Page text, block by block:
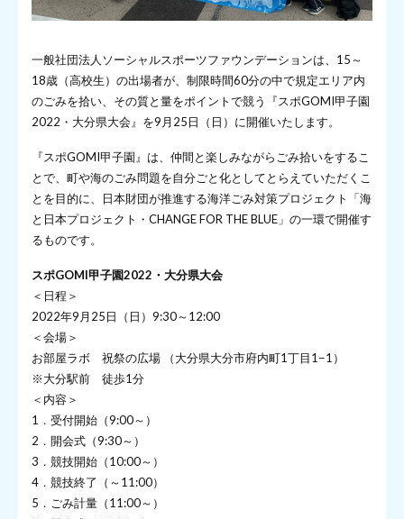
一般社団法人ソーシャルスポーツファウンデーションは、15～
18歳（高校生）の出場者が、制限時間60分の中で規定エリア内
のごみを拾い、その質と量をポイントで競う『スポGOMI甲子園
2022・大分県大会』を9月25日（日）に開催いたします。
『スポGOMI甲子園』は、仲間と楽しみながらごみ拾いをするこ
とで、町や海のごみ問題を自分ごと化としてとらえていただくこ
とを目的に、日本財団が推進する海洋ごみ対策プロジェクト「海
と日本プロジェクト・CHANGE FOR THE BLUE」の一環で開催す
るものです。
スポGOMI甲子園2022・大分県大会
＜日程＞
2022年9月25日（日）9:30～12:00
＜会場＞
お部屋ラボ 祝祭の広場 （大分県大分市府内町1丁目1−1）
※大分駅前
徒歩1分
＜内容＞
1．受付開始（9:00～）
2．開会式（9:30～）
3．競技開始（10:00～）
4．競技終了（～11:00）
5．ごみ計量（11:00～）